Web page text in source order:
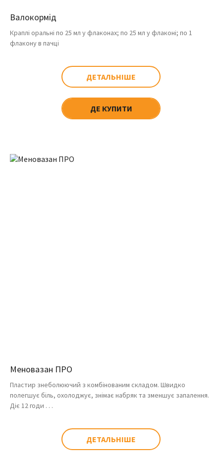
Валокормід
Краплі оральні по 25 мл у флаконах; по 25 мл у флаконі; по 1
флакону в пачці
ДЕТАЛЬНІШЕ
ДЕ КУПИТИ
Меновазан ПРО
Пластир знеболюючий з комбінованим складом. Швидко
полегшує біль, охолоджує, знімає набряк та зменшує запалення.
Діє 12 годи . . .
ДЕТАЛЬНІШЕ